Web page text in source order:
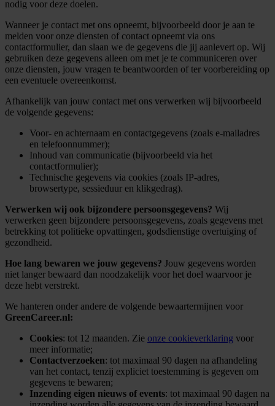
nodig voor deze doelen.
Wanneer je contact met ons opneemt, bijvoorbeeld door je aan te
melden voor onze diensten of contact opneemt via ons
contactformulier, dan slaan we de gegevens die jij aanlevert op. Wij
gebruiken deze gegevens alleen om met je te communiceren over
onze diensten, jouw vragen te beantwoorden of ter voorbereiding op
een eventuele overeenkomst.
Afhankelijk van jouw contact met ons verwerken wij bijvoorbeeld
de volgende gegevens:
Voor- en achternaam en contactgegevens (zoals e-mailadres
en telefoonnummer);
Inhoud van communicatie (bijvoorbeeld via het
contactformulier);
Technische gegevens via cookies (zoals IP-adres,
browsertype, sessieduur en klikgedrag).
Verwerken wij ook bijzondere persoonsgegevens? Wij
verwerken geen bijzondere persoonsgegevens, zoals gegevens met
betrekking tot politieke opvattingen, godsdienstige overtuiging of
gezondheid.
Hoe lang bewaren we jouw gegevens? Jouw gegevens worden
niet langer bewaard dan noodzakelijk voor het doel waarvoor je
deze hebt verstrekt.
We hanteren onder andere de volgende bewaartermijnen voor
GreenCareer.nl:
Cookies: tot 12 maanden. Zie onze cookieverklaring voor
meer informatie;
Contactverzoeken: tot maximaal 90 dagen na afhandeling
van het contact, tenzij expliciet toestemming is gegeven om
gegevens te bewaren;
Inzending eigen nieuws of events: tot maximaal 90 dagen na